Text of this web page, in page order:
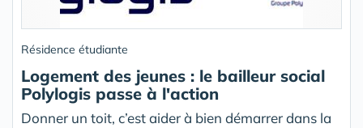
Résidence étudiante
Logement des jeunes : le bailleur social
Polylogis passe à l'action
Donner un toit, c’est aider à bien démarrer dans la